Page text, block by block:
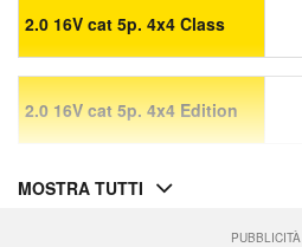
2.0 16V cat 5p. 4x4 Class
2.0 16V cat 5p. 4x4 Edition
MOSTRA TUTTI
PUBBLICITÀ